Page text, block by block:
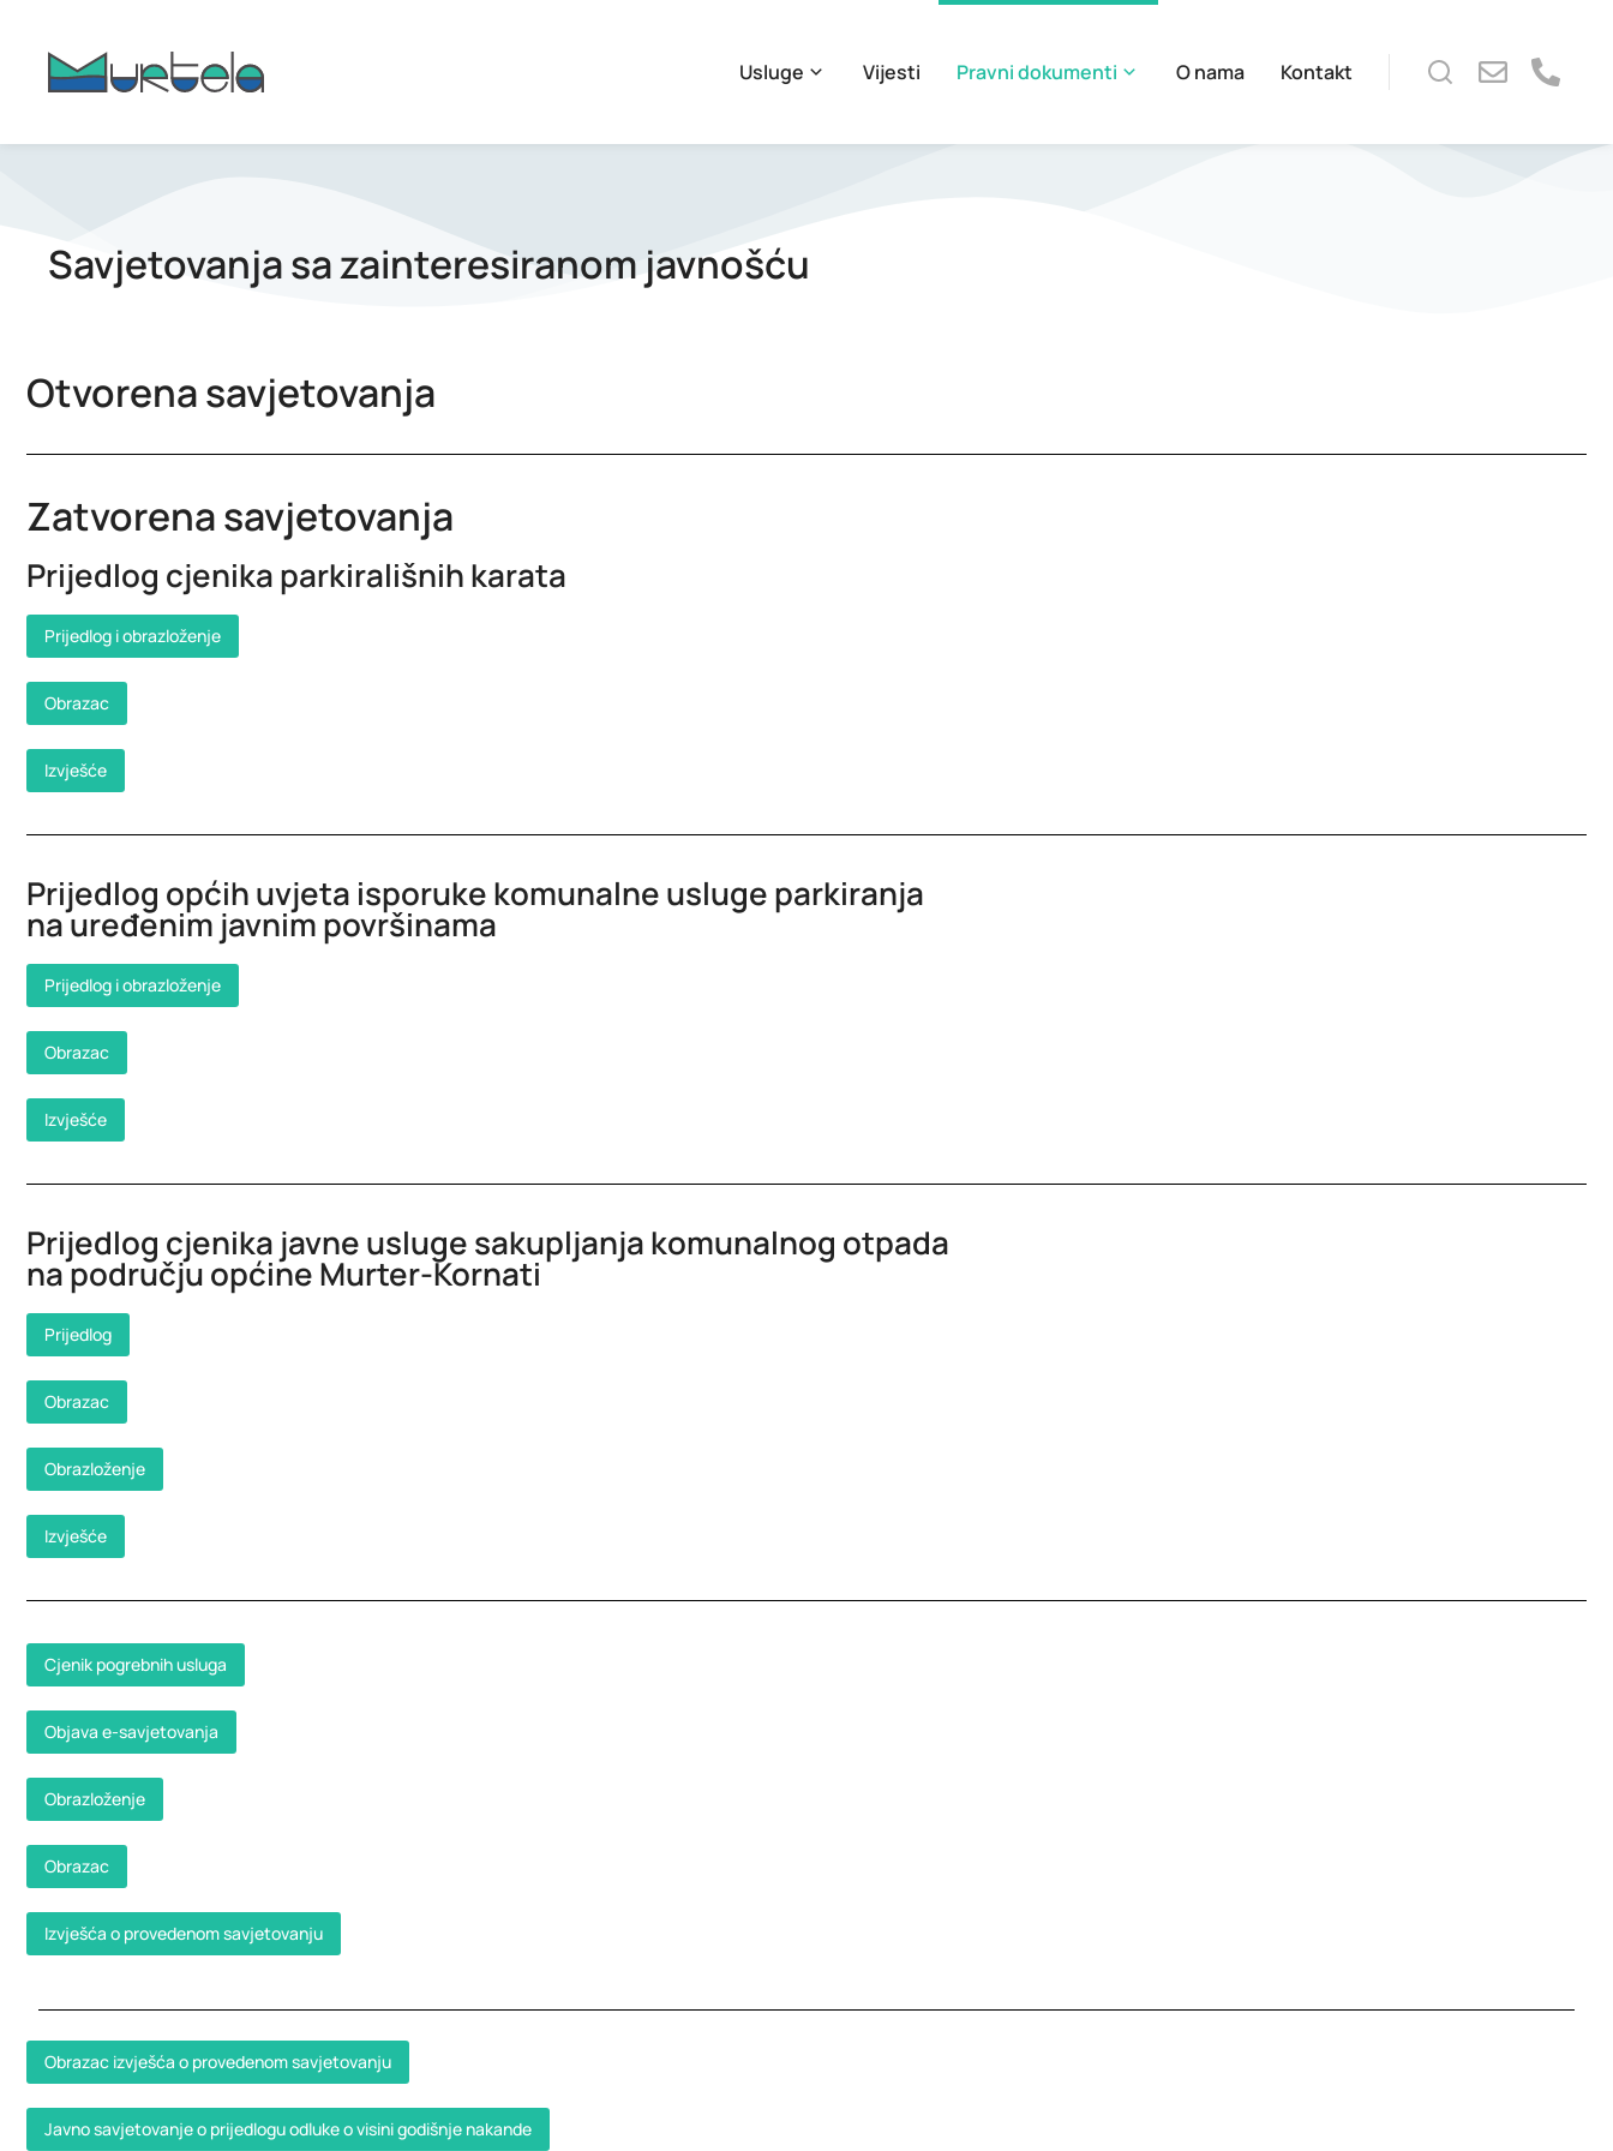
Usluge Vijesti Pravni dokumenti O nama Kontakt
Savjetovanja sa zainteresiranom javnošću
Otvorena savjetovanja
Zatvorena savjetovanja
Prijedlog cjenika parkirališnih karata
Prijedlog i obrazloženje
Obrazac
Izvješće
Prijedlog općih uvjeta isporuke komunalne usluge parkiranja
na uređenim javnim površinama
Prijedlog i obrazloženje
Obrazac
Izvješće
Prijedlog cjenika javne usluge sakupljanja komunalnog otpada
na području općine Murter-Kornati
Prijedlog
Obrazac
Obrazloženje
Izvješće
Cjenik pogrebnih usluga
Objava e-savjetovanja
Obrazloženje
Obrazac
Izvješća o provedenom savjetovanju
Obrazac izvješća o provedenom savjetovanju
Javno savjetovanje o prijedlogu odluke o visini godišnje nakande